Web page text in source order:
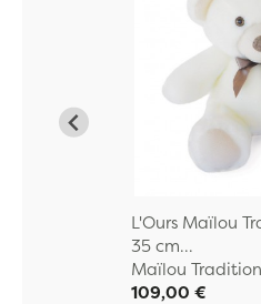
L'Ours Maïlou
35 cm...
Maïlou Tradition
109,00 €